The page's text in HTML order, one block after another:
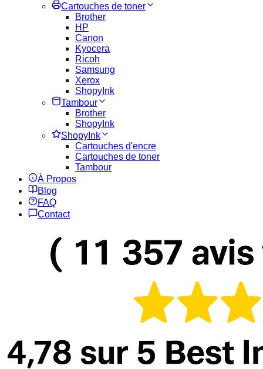
Cartouches de toner
Brother
HP
Canon
Kyocera
Ricoh
Samsung
Xerox
ShopyInk
Tambour
Brother
ShopyInk
ShopyInk
Cartouches d'encre
Cartouches de toner
Tambour
À Propos
Blog
FAQ
Contact